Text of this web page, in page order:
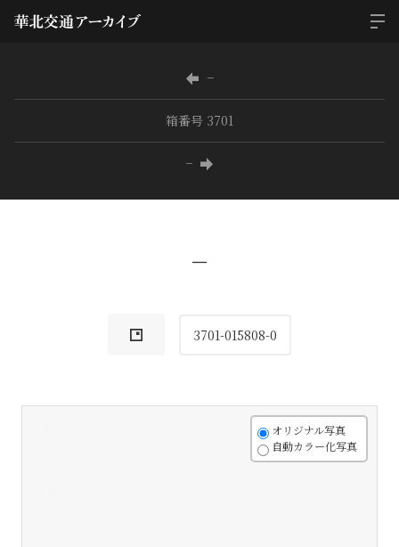
−
箱番号 3701
−
−
3701-015808-0
オリジナル写真
自動カラー化写真